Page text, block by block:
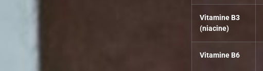
Vitamine B3
(niacine)
Vitamine B6